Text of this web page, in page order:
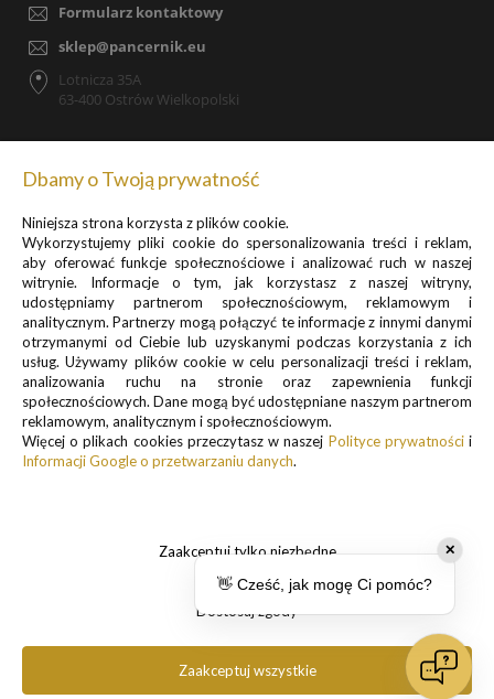
Formularz kontaktowy
sklep@pancernik.eu
Lotnicza 35A
63-400 Ostrów Wielkopolski
Zapisz się do newslettera, by otrzymywać informacje o
promocjach i nowościach
Informacje o przetwarzaniu danych osobowych znajdują się w pkt.
1 i 3
Polityki prywatności
.
Copyright 2025 Pancernik.eu. All rights reserved.
✕
👋 Cześć, jak mogę Ci pomóc?
Dbamy o Twoją prywatność
Niniejsza strona korzysta z plików cookie.
Wykorzystujemy pliki cookie do spersonalizowania treści i reklam,
aby oferować funkcje społecznościowe i analizować ruch w naszej
witrynie. Informacje o tym, jak korzystasz z naszej witryny,
udostępniamy partnerom społecznościowym, reklamowym i
analitycznym. Partnerzy mogą połączyć te informacje z innymi danymi
otrzymanymi od Ciebie lub uzyskanymi podczas korzystania z ich
usług. Używamy plików cookie w celu personalizacji treści i reklam,
analizowania ruchu na stronie oraz zapewnienia funkcji
społecznościowych. Dane mogą być udostępniane naszym partnerom
reklamowym, analitycznym i społecznościowym.
Więcej o plikach cookies przeczytasz w naszej Polityce prywatnościi
Informacji Google o przetwarzaniu danych.
Zaakceptuj tylko niezbędne
Dostosuj zgody
Zaakceptuj wszystkie